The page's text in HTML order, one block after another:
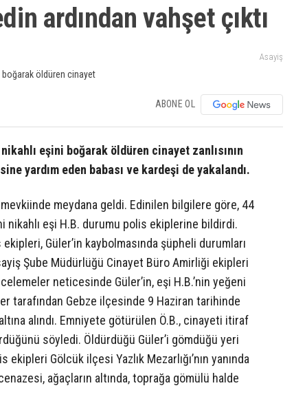
ardından vahşet çıktı
Asayiş
ABONE OL
eşini boğarak öldüren cinayet zanlısının
yardım eden babası ve kardeşi de yakalandı.
mevkiinde meydana geldi. Edinilen bilgilere göre, 44
nikahlı eşi H.B. durumu polis ekiplerine bildirdi.
Güler’in kaybolmasında şüpheli durumları
Şube Müdürlüğü Cinayet Büro Amirliği ekipleri
neticesinde Güler’in, eşi H.B.’nin yeğeni
tarafından Gebze ilçesinde 9 Haziran tarihinde
alındı. Emniyete götürülen Ö.B., cinayeti itiraf
söyledi. Öldürdüğü Güler’i gömdüğü yeri
Gölcük ilçesi Yazlık Mezarlığı’nın yanında
ağaçların altında, toprağa gömülü halde